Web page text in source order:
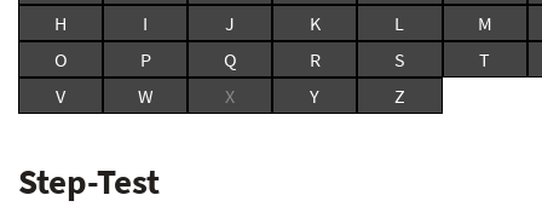
H
I J K L
M
O
P Q R S
T
V
W X Y Z
Step-Test